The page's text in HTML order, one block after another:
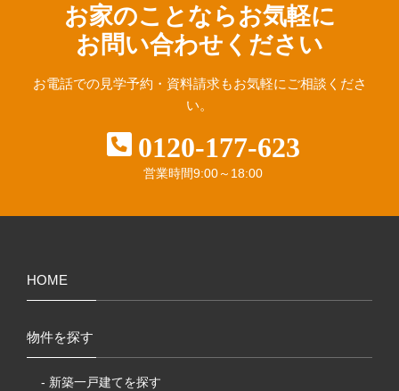
お家のことならお気軽に
お問い合わせください
お電話での見学予約・資料請求もお気軽にご相談くださ
い。
0120-177-623
営業時間9:00～18:00
HOME
物件を探す
- 新築一戸建てを探す